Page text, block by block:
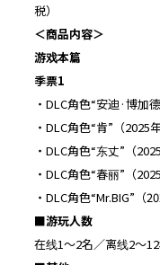
税）
＜商品内容＞
游戏本篇
季票1
・DLC角色“安迪·博加
・DLC角色“肯”（2025
・DLC角色“东丈”（
・DLC角色“春丽”（
・DLC角色“Mr.BIG”（
■游玩人数
在线1～2名／离线2～